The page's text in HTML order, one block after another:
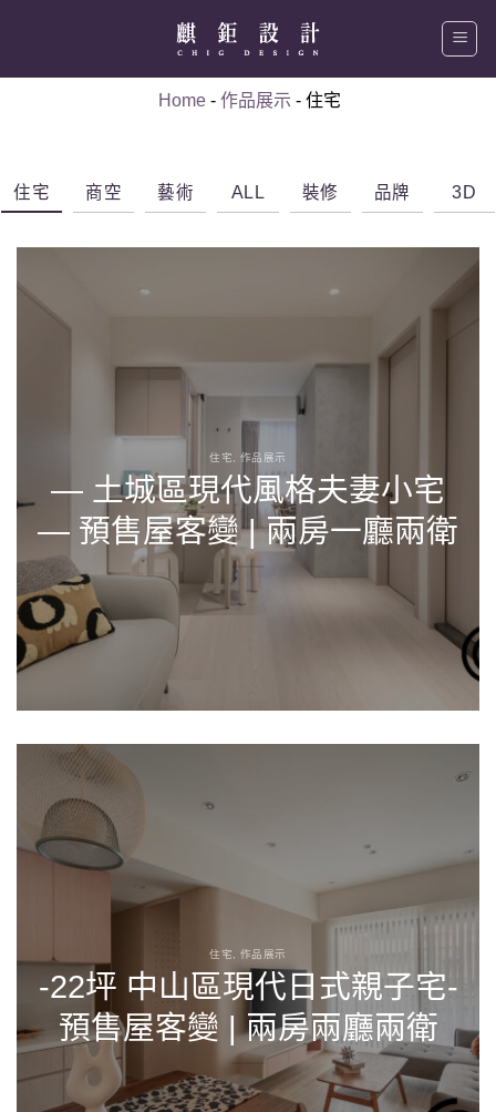
Home- 作品展示 - 住宅
住宅 商空 藝術 ALL 裝修 品牌 3D
住宅, 作品展示
— 土城區現代風格夫妻小宅
— 預售屋客變 | 兩房一廳兩衛
住宅, 作品展示
-22坪 中山區現代日式親子宅-
預售屋客變 | 兩房兩廳兩衛